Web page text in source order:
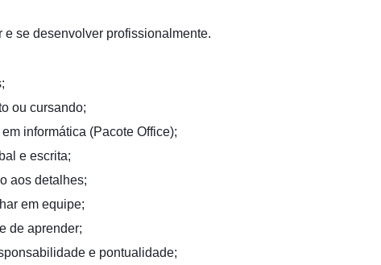
e se desenvolver profissionalmente.
ou cursando;
informática (Pacote Office);
e escrita;
aos detalhes;
em equipe;
de aprender;
e pontualidade;